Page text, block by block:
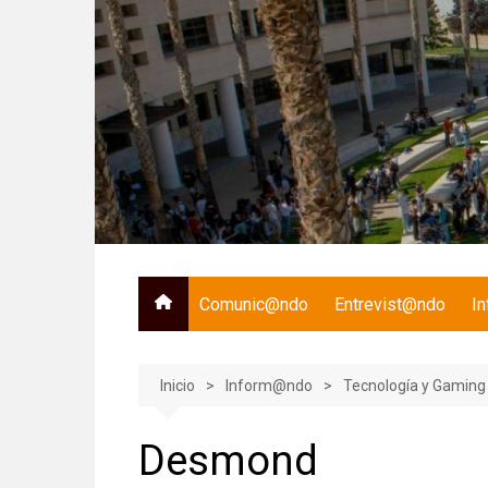
Comunic@ndo Entrevist@ndo
Inicio Inform@ndo Tecnología y Gaming
Desmond